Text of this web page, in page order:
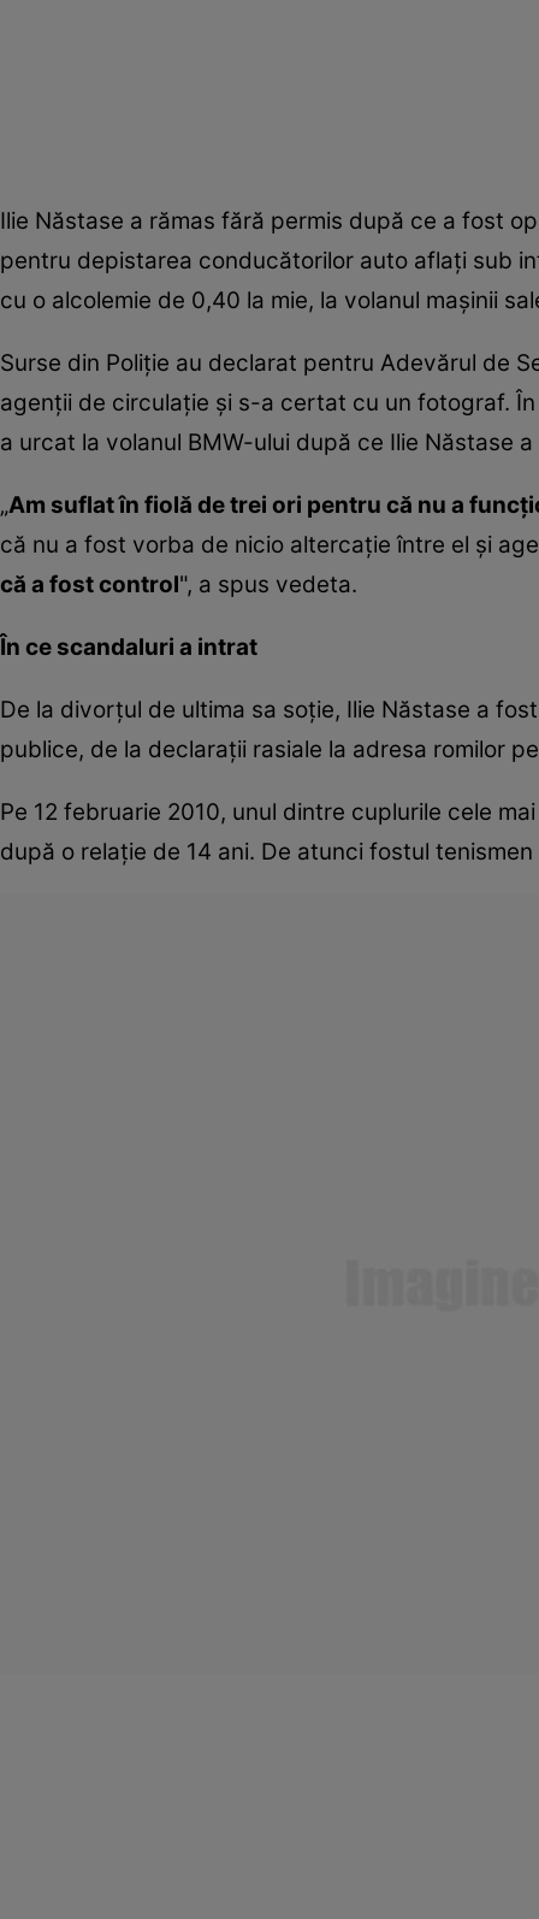
Ilie Năstase a rămas fără permis după ce a fost
pentru depistarea conducătorilor auto aflaţi sub
cu o alcolemie de 0,40 la mie, la volanul maşinii
Surse din Poliţie au declarat pentru Adevărul de
agenţii de circulaţie şi s-a certat cu un fotograf.
a urcat la volanul BMW-ului după ce Ilie Năstase
„Am suflat în fiolă de trei ori pentru că nu a
că nu a fost vorba de nicio altercaţie între el şi
că a fost control", a spus vedeta.
În ce scandaluri a intrat
De la divorțul de ultima sa soție, Ilie Năstase a
publice, de la declarații rasiale la adresa romilor
Pe 12 februarie 2010, unul dintre cuplurile cele
după o relație de 14 ani. De atunci fostul